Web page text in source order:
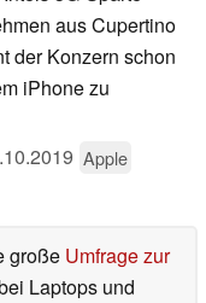
aus Cupertino
der Konzern schon
iPhone zu
Apple
große Umfrage zur
Laptops und